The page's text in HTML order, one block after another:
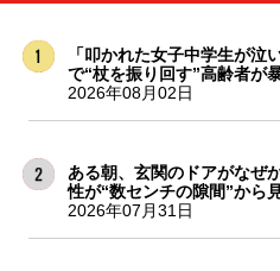
「叩かれた女子中学生が泣
で“杖を振り回す”高齢者が
2026年08月02日
ある朝、玄関のドアがなぜ
性が“数センチの隙間”から
2026年07月31日